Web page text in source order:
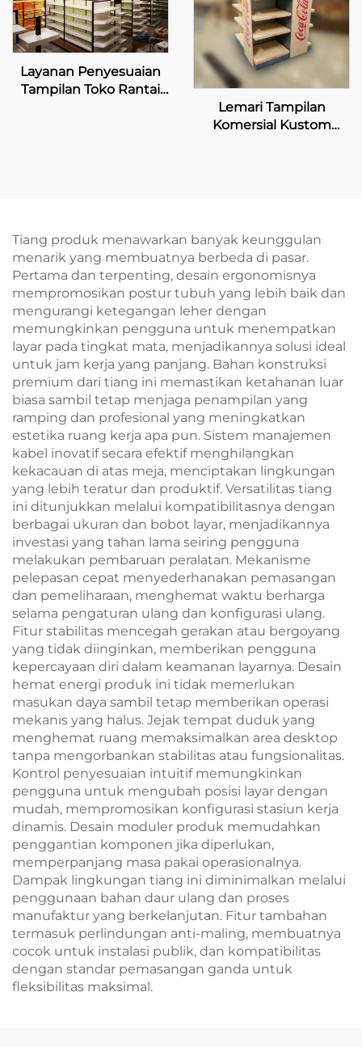
Layanan Penyesuaian
Tampilan Toko Rantai
Lemari Tampilan
Komersial Kustom
Tiang produk menawarkan banyak keunggulan
menarik yang membuatnya berbeda di pasar.
Pertama dan terpenting, desain ergonomisnya
mempromosikan postur tubuh yang lebih baik dan
mengurangi ketegangan leher dengan
memungkinkan pengguna untuk menempatkan
layar pada tingkat mata, menjadikannya solusi ideal
untuk jam kerja yang panjang. Bahan konstruksi
premium dari tiang ini memastikan ketahanan luar
biasa sambil tetap menjaga penampilan yang
ramping dan profesional yang meningkatkan
estetika ruang kerja apa pun. Sistem manajemen
kabel inovatif secara efektif menghilangkan
kekacauan di atas meja, menciptakan lingkungan
yang lebih teratur dan produktif. Versatilitas tiang
ini ditunjukkan melalui kompatibilitasnya dengan
berbagai ukuran dan bobot layar, menjadikannya
investasi yang tahan lama seiring pengguna
melakukan pembaruan peralatan. Mekanisme
pelepasan cepat menyederhanakan pemasangan
dan pemeliharaan, menghemat waktu berharga
selama pengaturan ulang dan konfigurasi ulang.
Fitur stabilitas mencegah gerakan atau bergoyang
yang tidak diinginkan, memberikan pengguna
kepercayaan diri dalam keamanan layarnya. Desain
hemat energi produk ini tidak memerlukan
masukan daya sambil tetap memberikan operasi
mekanis yang halus. Jejak tempat duduk yang
menghemat ruang memaksimalkan area desktop
tanpa mengorbankan stabilitas atau fungsionalitas.
Kontrol penyesuaian intuitif memungkinkan
pengguna untuk mengubah posisi layar dengan
mudah, mempromosikan konfigurasi stasiun kerja
dinamis. Desain moduler produk memudahkan
penggantian komponen jika diperlukan,
memperpanjang masa pakai operasionalnya.
Dampak lingkungan tiang ini diminimalkan melalui
penggunaan bahan daur ulang dan proses
manufaktur yang berkelanjutan. Fitur tambahan
termasuk perlindungan anti-maling, membuatnya
cocok untuk instalasi publik, dan kompatibilitas
dengan standar pemasangan ganda untuk
fleksibilitas maksimal.